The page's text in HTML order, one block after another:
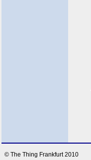
© The Thing Frankfurt 2010